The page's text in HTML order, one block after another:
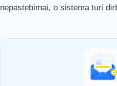
nepastebimai, o sistema turi